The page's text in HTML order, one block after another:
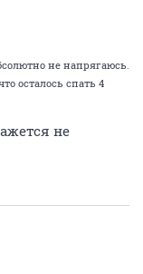
не напрягаюсь.
осталось спать 4
не